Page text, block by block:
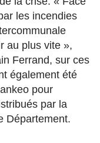
les incendies
au plus vite »,
Ferrand, sur ces
également été
pour
par la
Département.